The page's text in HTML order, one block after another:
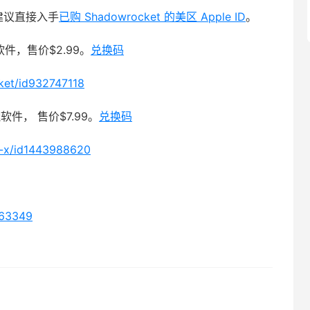
直接入手已购 Shadowrocket 的美区 Apple ID。
，售价$2.99。 兑换码
id932747118
件， 售价$7.99。 兑换码
id1443988620